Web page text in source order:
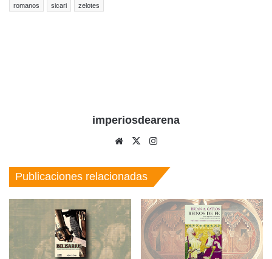
romanos sicari zelotes
imperiosdearena
Sitio
X
Publicaciones relacionadas